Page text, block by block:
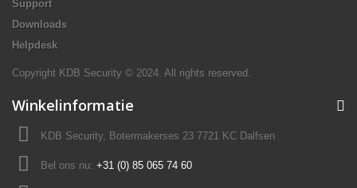
Support
Downloads
Helpdesk
Copyright KDB Security © 2024. All rights reserved.
Winkelinformatie
KDB Security, Botermakerses 23 7721 KC Dalfsen
Bel ons nu: +31 (0) 85 065 74 60